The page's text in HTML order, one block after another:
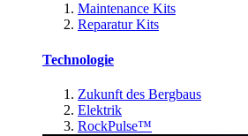
Maintenance Kits
Reparatur Kits
Technologie
Zukunft des Bergbaus
Elektrik
RockPulse™